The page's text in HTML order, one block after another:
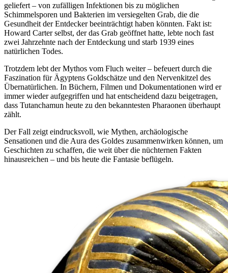
geliefert – von zufälligen Infektionen bis zu möglichen
Schimmelsporen und Bakterien im versiegelten Grab, die die
Gesundheit der Entdecker beeinträchtigt haben könnten. Fakt ist:
Howard Carter selbst, der das Grab geöffnet hatte, lebte noch fast
zwei Jahrzehnte nach der Entdeckung und starb 1939 eines
natürlichen Todes.
Trotzdem lebt der Mythos vom Fluch weiter – befeuert durch die
Faszination für Ägyptens Goldschätze und den Nervenkitzel des
Übernatürlichen. In Büchern, Filmen und Dokumentationen wird er
immer wieder aufgegriffen und hat entscheidend dazu beigetragen,
dass Tutanchamun heute zu den bekanntesten Pharaonen überhaupt
zählt.
Der Fall zeigt eindrucksvoll, wie Mythen, archäologische
Sensationen und die Aura des Goldes zusammenwirken können, um
Geschichten zu schaffen, die weit über die nüchternen Fakten
hinausreichen – und bis heute die Fantasie beflügeln.